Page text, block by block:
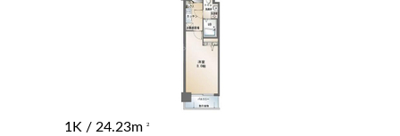
1K / 24.23m 2